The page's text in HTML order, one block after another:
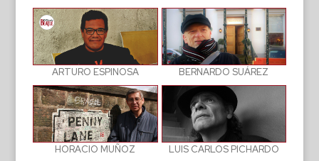
ARTURO ESPINOSA BERNARDO SUÁREZ
HORACIO MUÑOZ LUIS CARLOS PICHARDO